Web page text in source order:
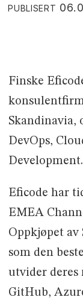
PUBLISERT
Finske
Skandinavia,
DevOps,
Development.
Eficode har
EMEA
Oppkjøpet
som den
utvider
GitHub,